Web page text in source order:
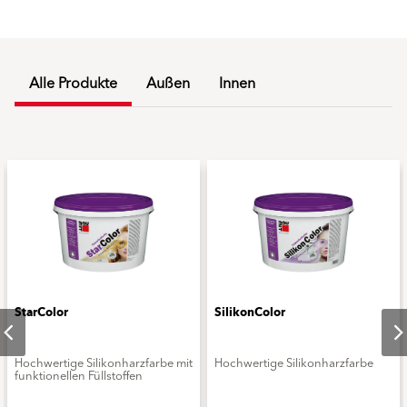
Alle Produkte Außen Innen
StarColor
Hochwertige Silikonharzfarbe mit
funktionellen Füllstoffen
SilikonColor
Hochwertige Silikonharzfarbe